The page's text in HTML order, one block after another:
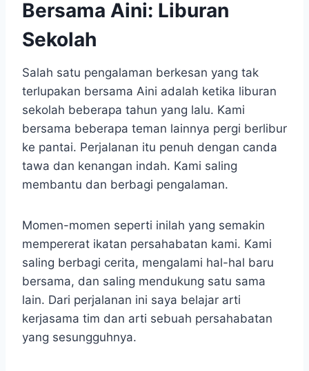
Bersama Aini: Liburan
Sekolah
Salah satu pengalaman berkesan yang tak
terlupakan bersama Aini adalah ketika liburan
sekolah beberapa tahun yang lalu. Kami
bersama beberapa teman lainnya pergi berlibur
ke pantai. Perjalanan itu penuh dengan canda
tawa dan kenangan indah. Kami saling
membantu dan berbagi pengalaman.
Momen-momen seperti inilah yang semakin
mempererat ikatan persahabatan kami. Kami
saling berbagi cerita, mengalami hal-hal baru
bersama, dan saling mendukung satu sama
lain. Dari perjalanan ini saya belajar arti
kerjasama tim dan arti sebuah persahabatan
yang sesungguhnya.